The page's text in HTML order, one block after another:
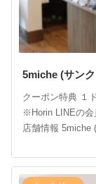
5miche (サン
クーポン特典 １
※Horin LINEの会
店舗情報 5miche